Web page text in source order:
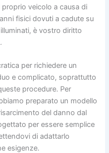
veicolo a causa di
fisici dovuti a cadute su
è vostro diritto
per richiedere un
e complicato, soprattutto
procedure. Per
preparato un modello
del danno dal
per essere semplice
di adattarlo
esigenze.